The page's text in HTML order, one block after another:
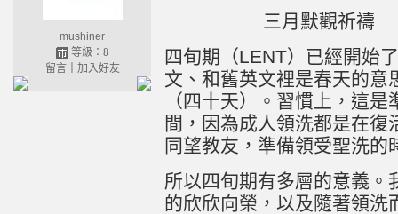
mushiner
等級：8
留言｜ 加入好友
三月默觀祈禱
四旬期（LENT）已經開始
文、和舊英文裡是春天的意
（四十天）。習慣上，這
間，因為成人領洗都是在
同望教友，準備領受聖洗的
所以四旬期有多層的意義。
的欣欣向榮，以及隨著領洗